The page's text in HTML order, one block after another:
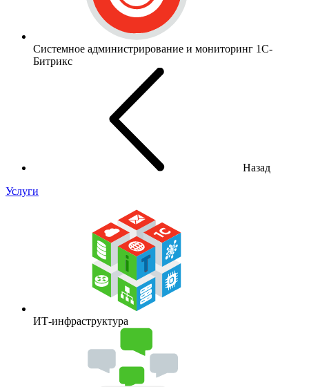
Системное администрирование и мониторинг 1С-
Битрикс
Назад
Услуги
ИТ-инфраструктура